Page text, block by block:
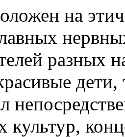
на
разных
дети,
культур,